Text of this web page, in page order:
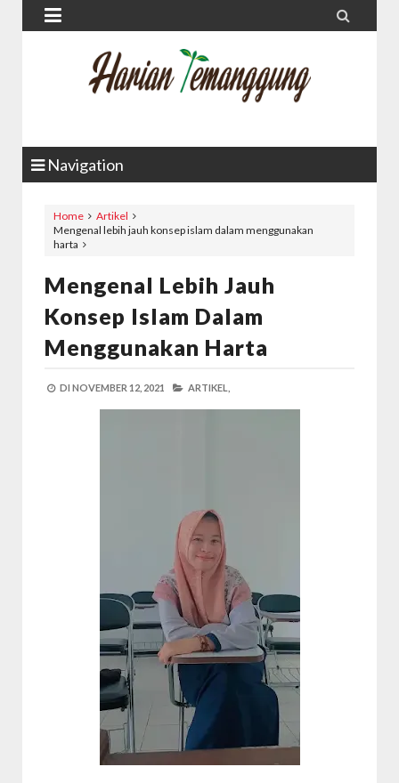
 
Navigation
Home
Artikel
Mengenal lebih jauh konsep islam dalam menggunakan
harta
Mengenal Lebih Jauh
Konsep Islam Dalam
Menggunakan Harta
DI NOVEMBER 12, 2021 ARTIKEL,